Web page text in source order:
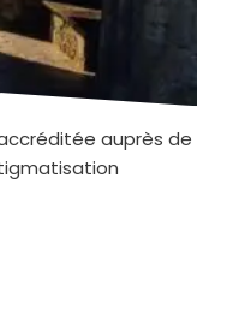
auprès de